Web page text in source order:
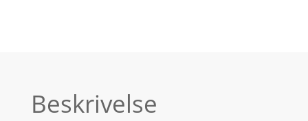
Beskrivelse